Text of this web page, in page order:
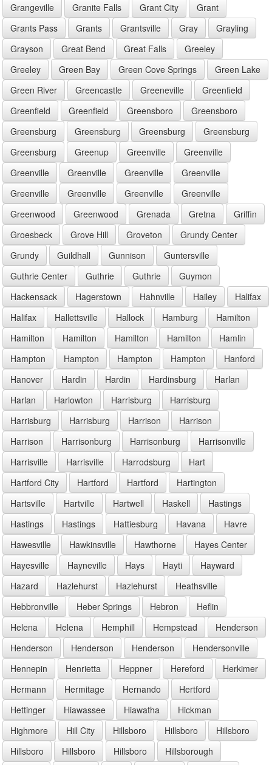
Grangeville
Granite Falls Grant City
Grant
Grants Pass
Grants Grantsville Gray
Grayling
Grayson
Great Bend Great Falls
Greeley
Greeley
Green Bay Green Cove Springs
Green Lake
Green River
Greencastle Greeneville
Greenfield
Greenfield
Greenfield Greensboro
Greensboro
Greensburg
Greensburg Greensburg
Greensburg
Greensburg
Greenup Greenville
Greenville
Greenville
Greenville Greenville
Greenville
Greenville
Greenville Greenville
Greenville
Greenwood
Greenwood Grenada Gretna
Griffin
Groesbeck
Grove Hill Groveton
Grundy Center
Grundy
Guildhall Gunnison
Guntersville
Guthrie Center
Guthrie Guthrie
Guymon
Hackensack
Hagerstown Hahnville Hailey
Halifax
Halifax
Hallettsville Hallock Hamburg
Hamilton
Hamilton
Hamilton Hamilton Hamilton
Hamlin
Hampton
Hampton Hampton Hampton
Hanford
Hanover
Hardin Hardin Hardinsburg
Harlan
Harlan
Harlowton Harrisburg
Harrisburg
Harrisburg
Harrisburg Harrison
Harrison
Harrison
Harrisonburg Harrisonburg
Harrisonville
Harrisville
Harrisville Harrodsburg
Hart
Hartford City
Hartford Hartford
Hartington
Hartsville
Hartville Hartwell Haskell
Hastings
Hastings
Hastings Hattiesburg Havana
Havre
Hawesville
Hawkinsville Hawthorne
Hayes Center
Hayesville
Hayneville Hays Hayti
Hayward
Hazard
Hazlehurst Hazlehurst
Heathsville
Hebbronville
Heber Springs Hebron
Heflin
Helena
Helena Hemphill Hempstead
Henderson
Henderson
Henderson Henderson
Hendersonville
Hennepin
Henrietta Heppner Hereford
Herkimer
Hermann
Hermitage Hernando
Hertford
Hettinger
Hiawassee Hiawatha
Hickman
Highmore
Hill City Hillsboro Hillsboro
Hillsboro
Hillsboro
Hillsboro Hillsboro
Hillsborough